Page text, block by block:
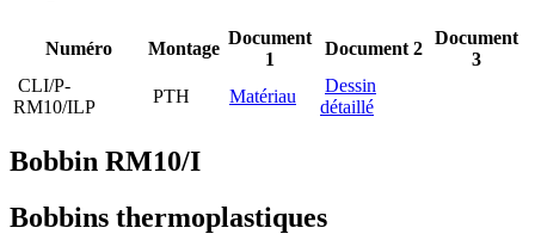
Numéro Montage
Document
1
Document 2
Document
3
CLI/P-
RM10/ILP
PTH Matériau
Dessin
détaillé
Bobbin RM10/I
Bobbins thermoplastiques